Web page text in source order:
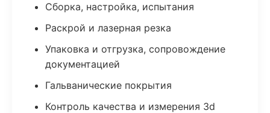
Сборка, настройка, испытания
Раскрой и лазерная резка
Упаковка и отгрузка, сопровождение
документацией
Гальванические покрытия
Контроль качества и измерения 3d